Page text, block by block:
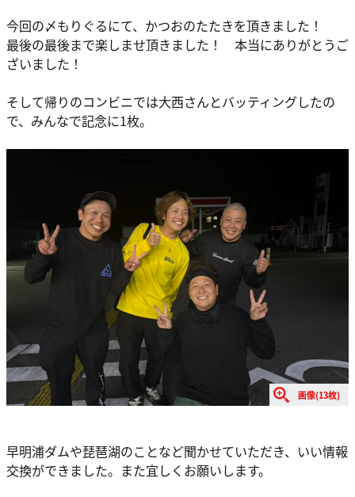
今回の〆もりぐるにて、かつおのたたきを頂きました！
最後の最後まで楽しませ頂きました！ 本当にありがとうご
ざいました！
そして帰りのコンビニでは大西さんとバッティングしたの
で、みんなで記念に1枚。
画像(13枚)
⁡早明浦ダムや琵琶湖のことなど聞かせていただき、いい情報
交換ができました。また宜しくお願いします。